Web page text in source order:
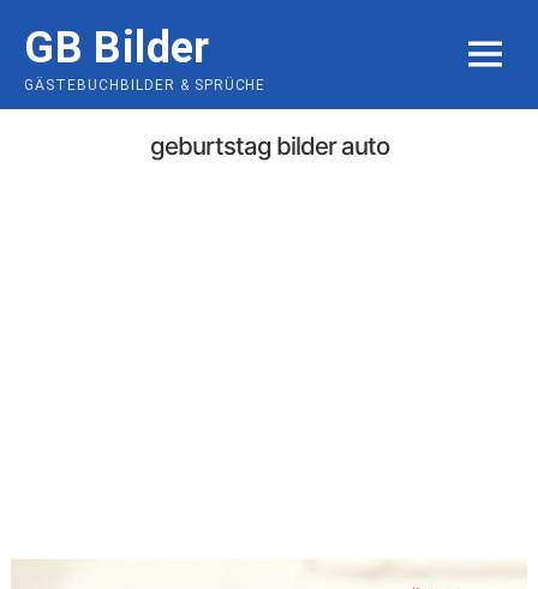
content
GB Bilder
GÄSTEBUCHBILDER & SPRÜCHE
MENU
geburtstag bilder auto